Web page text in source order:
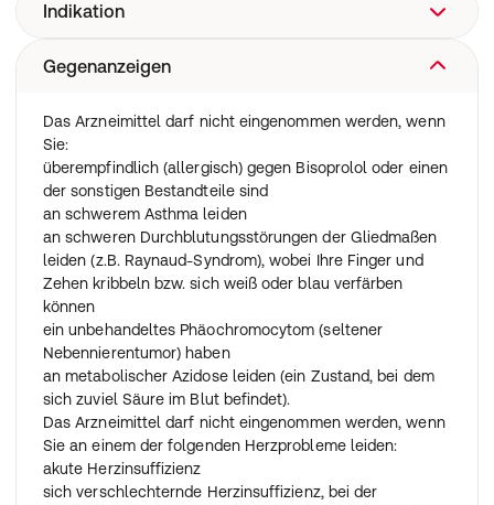
Indikation
Der Wirkstoff des Präparates ist Bisoprolol. Bisoprolol
Arzneimittel wirken, indem sie die Reaktion des Körpers
auf bestimmte Nervenimpulse - insbesondere im Herzen
- beeinflussen. Auf diese Weise verlangsamt Bisoprolol
die Herzfrequenz und macht das Herz leistungsfähiger,
sodass es das Blut besser durch den Körper pumpen
Eine Herzinsuffizienz tritt dann auf, wenn der
Herzmuskel geschwächt ist und nicht genug Blut
pumpen kann, um den Körper zu versorgen. Bisoprolol
wird in Kombination mit anderen Arzneimitteln
verwendet, die zur Behandlung dieser Erkrankung
geeignet sind (zum Beispiel ACE-Hemmer, Diuretika und
Herzglykoside).
Gegenanzeigen
Das Arzneimittel darf nicht eingenommen werden, wenn
Sie:
überempfindlich (allergisch) gegen Bisoprolol oder einen
der sonstigen Bestandteile sind
an schwerem Asthma leiden
an schweren Durchblutungsstörungen der Gliedmaßen
leiden (z.B. Raynaud-Syndrom), wobei Ihre Finger und
Zehen kribbeln bzw. sich weiß oder blau verfärben
können
ein unbehandeltes Phäochromocytom (seltener
Nebennierentumor) haben
an metabolischer Azidose leiden (ein Zustand, bei dem
sich zuviel Säure im Blut befindet).
Das Arzneimittel darf nicht eingenommen werden, wenn
Sie an einem der folgenden Herzprobleme leiden:
akute Herzinsuffizienz
sich verschlechternde Herzinsuffizienz, bei der